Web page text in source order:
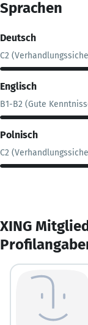
Sprachen
Deutsch
C2
Englisch
B1-B2 (Gute
Polnisch
C2
XING